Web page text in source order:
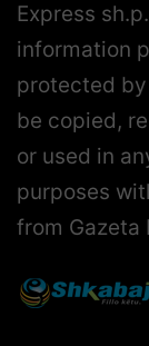
Express
information
protected
be copied,
or used in
purposes
from Gazeta